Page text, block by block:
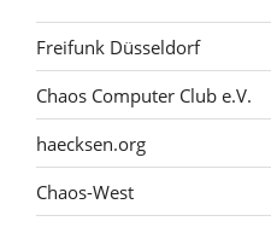
Freifunk Düsseldorf
Chaos Computer Club e.V.
haecksen.org
Chaos-West